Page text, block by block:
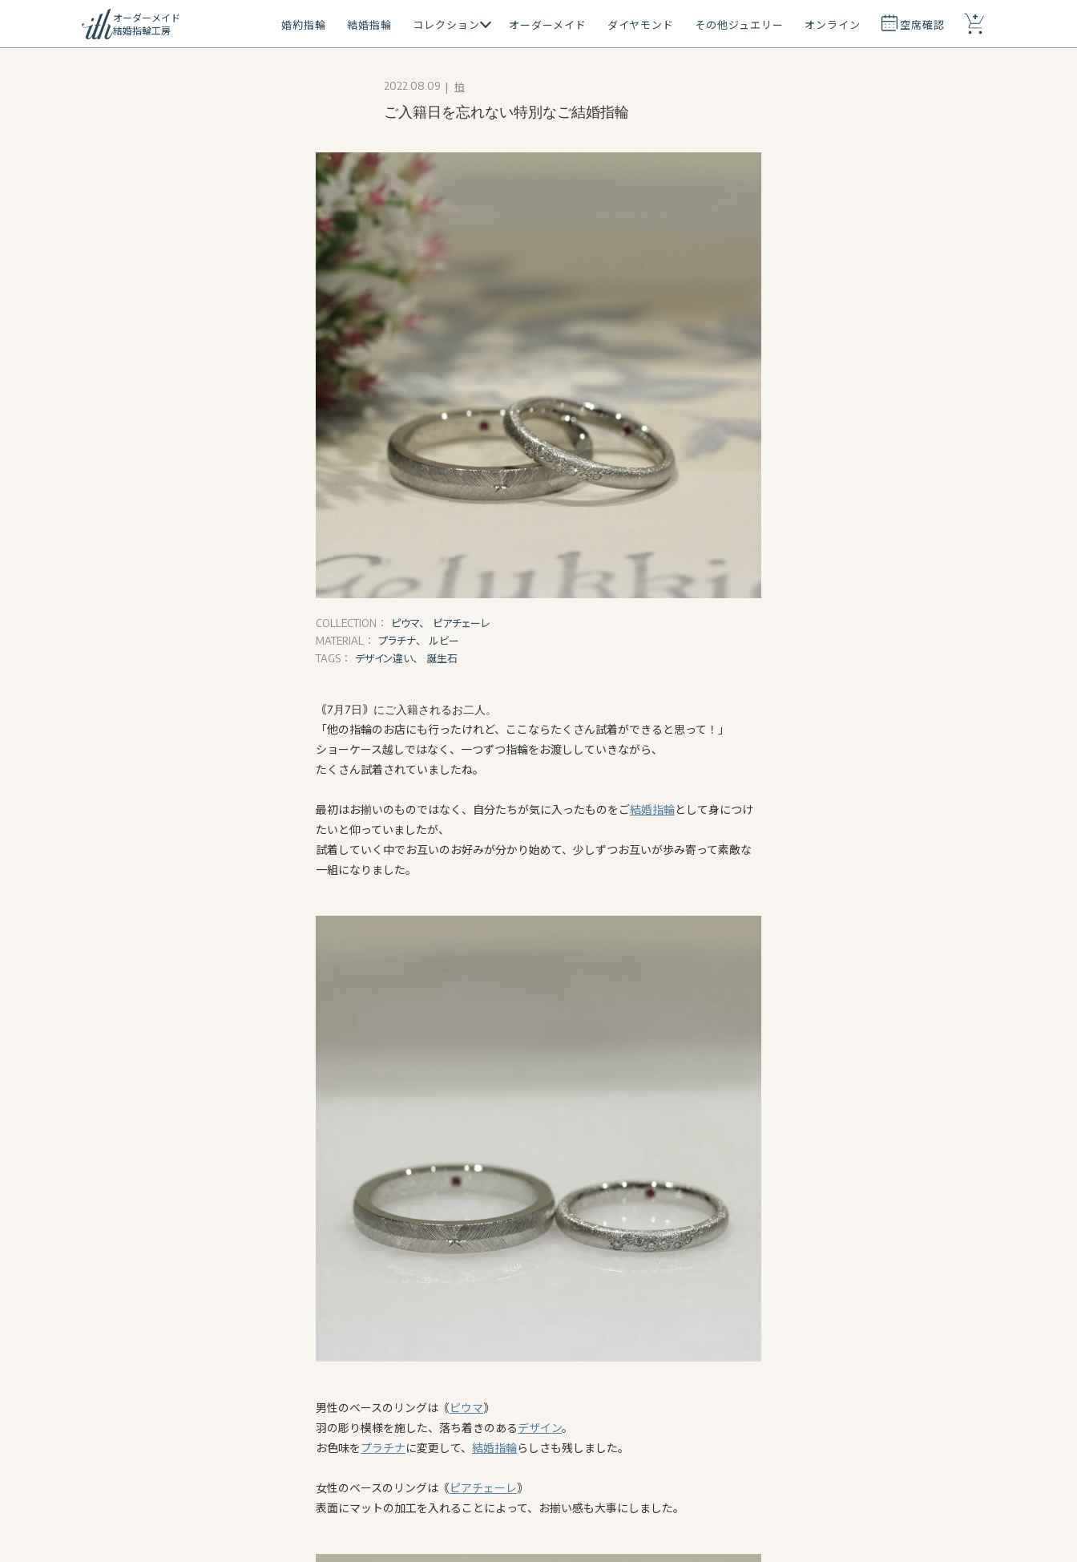
オーダーメイド
結婚指輪工房
婚約指輪 結婚指輪 コレクション オーダーメイド ダイヤモンド その他ジュエリー オンライン 空席確認
+
2022.08.09 柏
ご入籍日を忘れない特別なご結婚指輪
COLLECTION： ピウマ、 ピアチェーレ
MATERIAL： プラチナ、 ルビー
TAGS： デザイン違い、 誕生石
｟7月7日｠にご入籍されるお二人。
「他の指輪のお店にも行ったけれど、ここならたくさん試着ができると思って！」
ショーケース越しではなく、一つずつ指輪をお渡ししていきながら、
たくさん試着されていましたね。
最初はお揃いのものではなく、自分たちが気に入ったものをご結婚指輪として身につけ
たいと仰っていましたが、
試着していく中でお互いのお好みが分かり始めて、少しずつお互いが歩み寄って素敵な
一組になりました。
男性のベースのリングは｟ピウマ｠
羽の彫り模様を施した、落ち着きのあるデザイン。
お色味をプラチナに変更して、 結婚指輪らしさも残しました。
女性のベースのリングは｟ピアチェーレ｠
表面にマットの加工を入れることによって、お揃い感も大事にしました。